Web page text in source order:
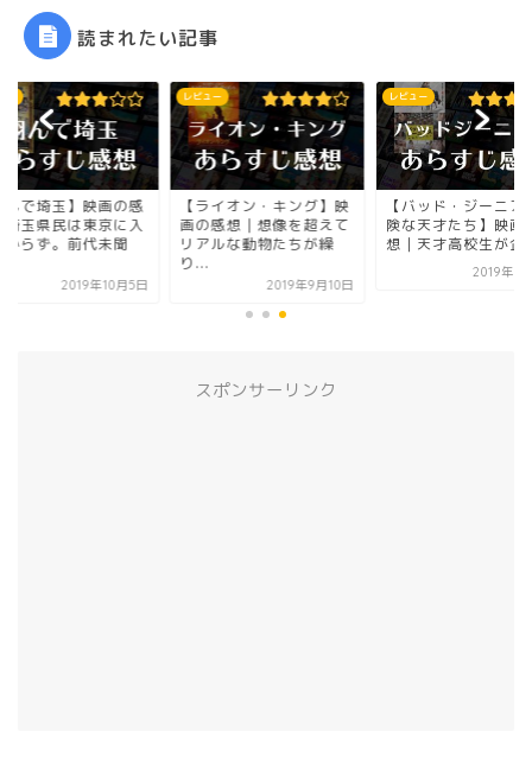
読まれたい記事
んで埼玉】映画の感
埼玉県民は東京に入
からず。前代未聞
2019年10月5日
レビュー
【ライオン・キング】映
画の感想｜想像を超えて
リアルな動物たちが繰
り...
2019年9月10日
レビュー
【バッド・ジーニア
険な天才たち】映画
想｜天才高校生が企
2019年10
スポンサーリンク